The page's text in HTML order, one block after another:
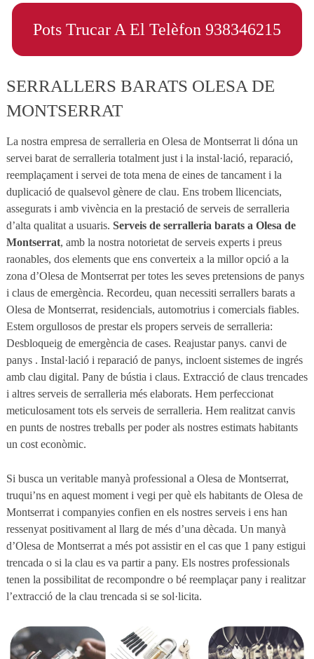
Pots Trucar A El Telèfon 938346215
SERRALLERS BARATS OLESA DE
MONTSERRAT
La nostra empresa de serralleria en Olesa de Montserrat li dóna un
servei barat de serralleria totalment just i la instal·lació, reparació,
reemplaçament i servei de tota mena de eines de tancament i la
duplicació de qualsevol gènere de clau. Ens trobem llicenciats,
assegurats i amb vivència en la prestació de serveis de serralleria
d’alta qualitat a usuaris. Serveis de serralleria barats a Olesa de
Montserrat, amb la nostra notorietat de serveis experts i preus
raonables, dos elements que ens converteix a la millor opció a la
zona d’Olesa de Montserrat per totes les seves pretensions de panys
i claus de emergència. Recordeu, quan necessiti serrallers barats a
Olesa de Montserrat, residencials, automotrius i comercials fiables.
Estem orgullosos de prestar els propers serveis de serralleria:
Desbloqueig de emergència de cases. Reajustar panys. canvi de
panys . Instal·lació i reparació de panys, incloent sistemes de ingrés
amb clau digital. Pany de bústia i claus. Extracció de claus trencades
i altres serveis de serralleria més elaborats. Hem perfeccionat
meticulosament tots els serveis de serralleria. Hem realitzat canvis
en punts de nostres treballs per poder als nostres estimats habitants
un cost econòmic.
Si busca un veritable manyà professional a Olesa de Montserrat,
truqui’ns en aquest moment i vegi per què els habitants de Olesa de
Montserrat i companyies confien en els nostres serveis i ens han
ressenyat positivament al llarg de més d’una dècada. Un manyà
d’Olesa de Montserrat a més pot assistir en el cas que 1 pany estigui
trencada o si la clau es va partir a pany. Els nostres professionals
tenen la possibilitat de recompondre o bé reemplaçar pany i realitzar
l’extracció de la clau trencada si se sol·licita.